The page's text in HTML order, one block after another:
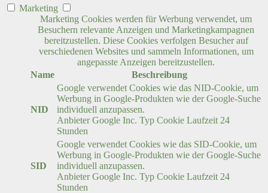
Marketing
Marketing Cookies werden für Werbung verwendet, um
Besuchern relevante Anzeigen und Marketingkampagnen
bereitzustellen. Diese Cookies verfolgen Besucher auf
verschiedenen Websites und sammeln Informationen, um
angepasste Anzeigen bereitzustellen.
Name
Beschreibung
NID
Google verwendet Cookies wie das NID-Cookie, um
Werbung in Google-Produkten wie der Google-Suche
individuell anzupassen.
Anbieter Google Inc. Typ Cookie Laufzeit 24
Stunden
SID
Google verwendet Cookies wie das SID-Cookie, um
Werbung in Google-Produkten wie der Google-Suche
individuell anzupassen.
Anbieter Google Inc. Typ Cookie Laufzeit 24
Stunden